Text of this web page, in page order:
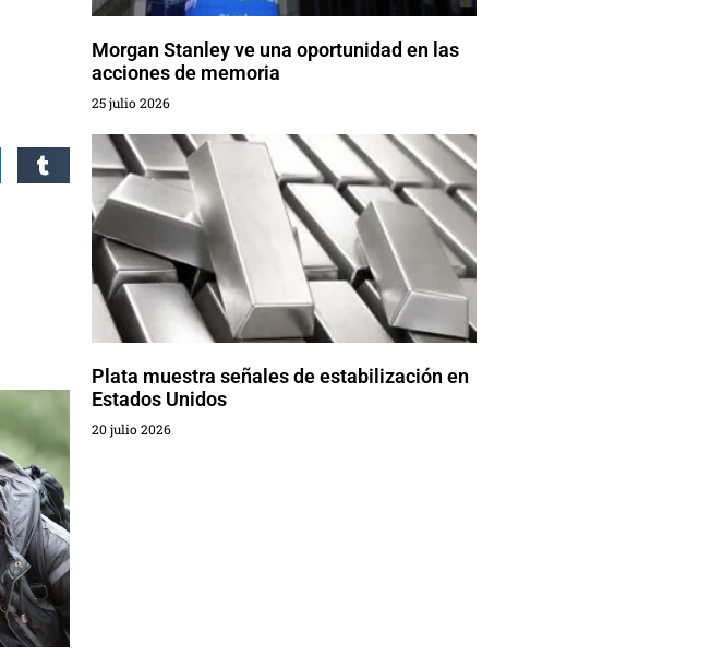
Morgan Stanley ve una oportunidad en las
acciones de memoria
25 julio 2026
Plata muestra señales de estabilización en
Estados Unidos
20 julio 2026